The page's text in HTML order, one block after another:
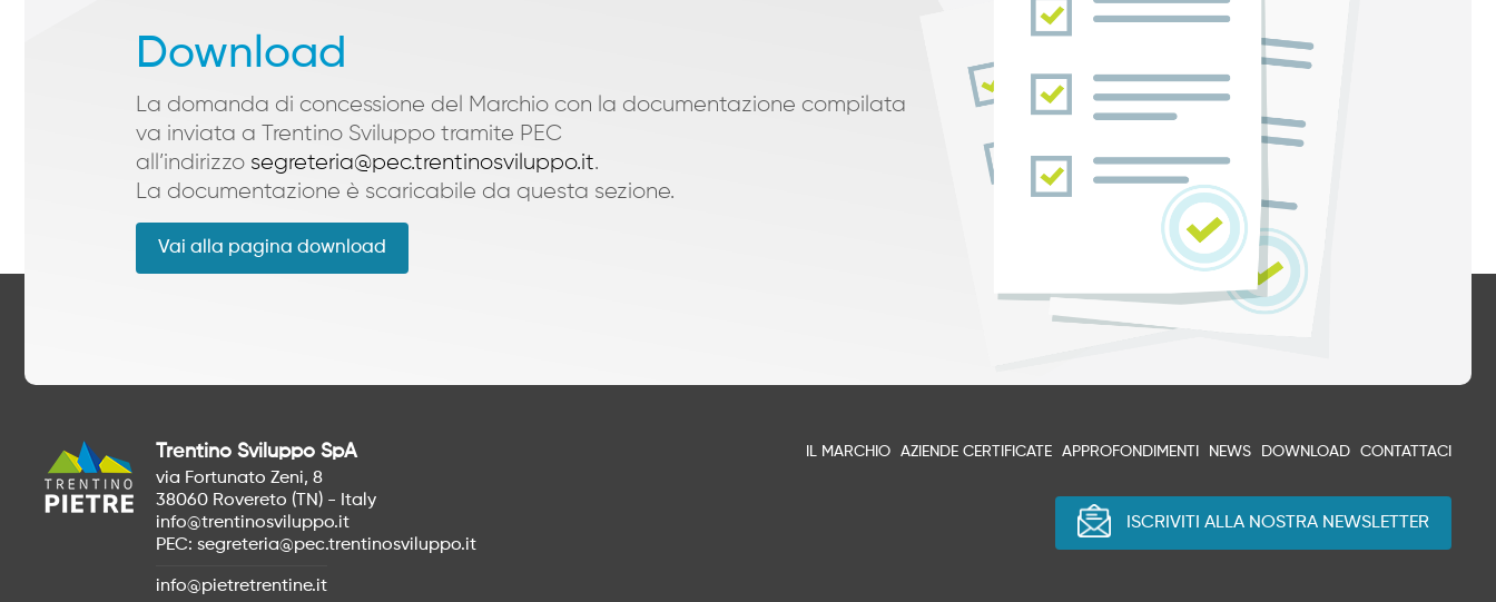
Download
La domanda di concessione del Marchio con la documentazione compilata
va inviata a Trentino Sviluppo tramite PEC
all’indirizzo segreteria@pec.trentinosviluppo.it.
La documentazione è scaricabile da questa sezione.
Vai alla pagina download
Trentino Sviluppo SpA
via Fortunato Zeni, 8
38060 Rovereto (TN) - Italy
info@trentinosviluppo.it
PEC: segreteria@pec.trentinosviluppo.it
info@pietretrentine.it
IL MARCHIO AZIENDE CERTIFICATE APPROFONDIMENTI NEWS DOWNLOAD CONTATTACI
ISCRIVITI ALLA NOSTRA NEWSLETTER